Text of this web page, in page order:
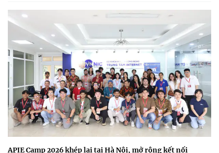
APIE Camp 2026 khép lại tại Hà Nội, mở rộng kết nối